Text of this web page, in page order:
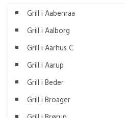
Grill i Aabenraa
Grill i Aalborg
Grill i Aarhus C
Grill i Aarup
Grill i Beder
Grill i Broager